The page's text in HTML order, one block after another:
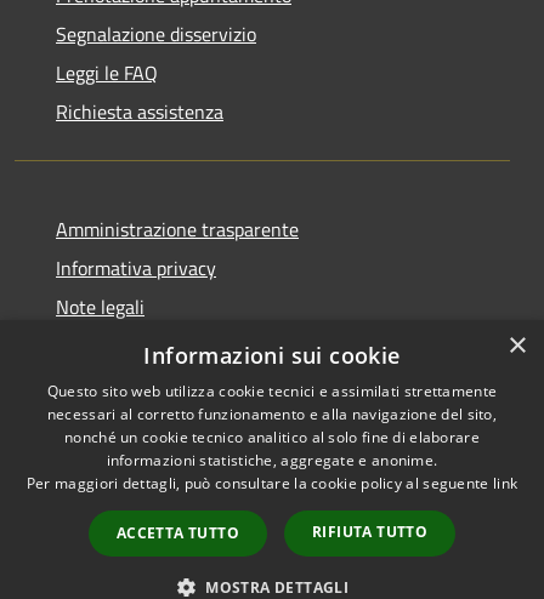
Segnalazione disservizio
Leggi le FAQ
Richiesta assistenza
Amministrazione trasparente
Informativa privacy
Note legali
Dichiarazione di accessibilità
Accessibilità
Copyright © 2026 • Comune di
Amelia • Powered by
Municipium•
Accesso
redazione
×
Informazioni sui cookie
Questo sito web utilizza cookie tecnici e assimilati strettamente
necessari al corretto funzionamento e alla navigazione del sito,
nonché un cookie tecnico analitico al solo fine di elaborare
informazioni statistiche, aggregate e anonime.
Per maggiori dettagli, può consultare la cookie policy al seguente link
ACCETTA TUTTO RIFIUTA TUTTO
MOSTRA DETTAGLI